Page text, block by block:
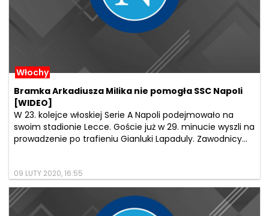
Włochy
Bramka Arkadiusza Milika nie pomogła SSC Napoli
[WIDEO]
W 23. kolejce włoskiej Serie A Napoli podejmowało na
swoim stadionie Lecce. Goście już w 29. minucie wyszli na
prowadzenie po trafieniu Gianluki Lapaduly. Zawodnicy...
09 LUTY 2020, 16:55